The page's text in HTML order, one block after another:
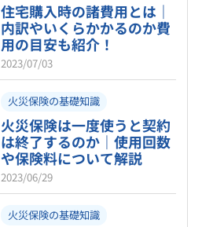
住宅購入時の諸費用とは｜
内訳やいくらかかるのか費
用の目安も紹介！
2023/07/03
火災保険の基礎知識
火災保険は一度使うと契約
は終了するのか｜使用回数
や保険料について解説
2023/06/29
火災保険の基礎知識